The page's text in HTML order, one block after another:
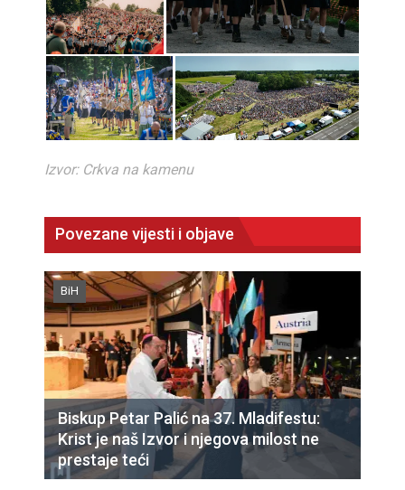
Izvor: Crkva na kamenu
Povezane vijesti i objave
BiH
Biskup Petar Palić na 37. Mladifestu:
Krist je naš Izvor i njegova milost ne
prestaje teći